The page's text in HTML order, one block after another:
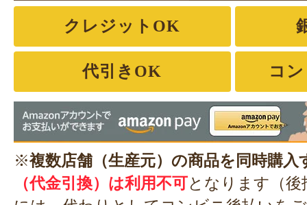
クレジットOK
代引きOK コ
※複数店舗（生産元）の商品を同時購入
（代金引換）は利用不可となります（